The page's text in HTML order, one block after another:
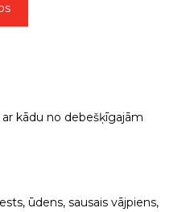
kādu no debešķīgajām
ūdens, sausais vājpiens,